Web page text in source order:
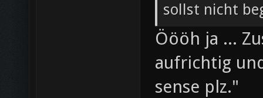
sollst nicht
Öööh ja ...
aufrichtig
sense plz."